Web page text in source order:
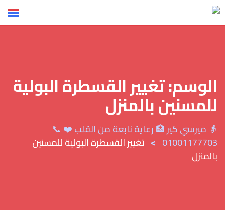
Skip
الوسم:تغيير القسطرة البولية
للمسنين بالمنزل
👵 ميرسي كير 🏥 رعاية نابعة من القلب ❤️ 📞
01001177703
> تغيير القسطرة البولية للمسنين
بالمنزل